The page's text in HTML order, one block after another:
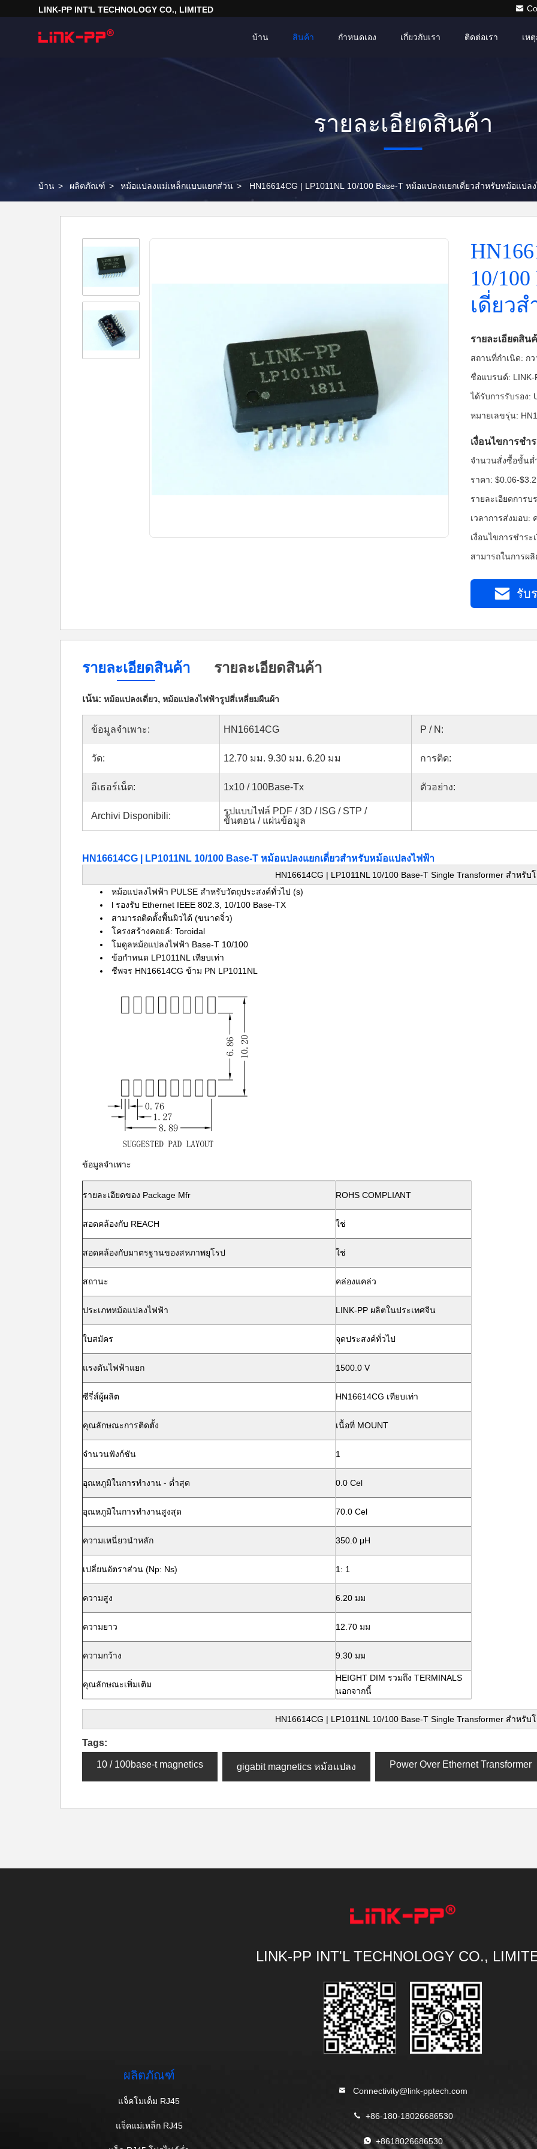
LINK-PP INT'L TECHNOLOGY CO., LIMITED
บ้าน สินค้า เกี่ยวกับเรา ติดต่อเรา เห
กำหนดเอง
รายละเอียดสินค้า
บ้าน > ผลิตภัณฑ์ > หม้อแปลงแม่เหล็กแบบแยกส่วน > HN16614CG | LP1011NL 10/100 Base-T หม้อแปลงแยกเดี่ยวสำหรับหม้อแป
10/
เดี่ยว
รายละเอียดสิน
สถานที่กำเนิด: ก
ชื่อแบรนด์: LINK-
ได้รับการรับรอง:
หมายเลขรุ่น:
เงื่อนไขการชำ
จำนวนสั่งซื้อขั้นต่
ราคา: $0.06-$3.2
รายละเอียดการ
เวลาการส่งมอบ:
เงื่อนไขการชำระ
สามารถในการผลิ
รับ
รายละเอียดสินค้า รายละเอียดสินค้า
เน้น: หม้อแปลงเดี่ยว, หม้อแปลงไฟฟ้ารูปสี่เหลี่ยมผืนผ้า
ข้อมูลจำเพาะ: HN16614CG P / N:
วัด: 12.70 มม. 9.30 มม. 6.20 มม การติด:
อีเธอร์เน็ต: 1x10 / 100Base-Tx ตัวอย่าง:
Archivi Disponibili:
รูปแบบไฟล์ PDF / 3D / ISG / STP /
ขั้นตอน / แผ่นข้อมูล
HN16614CG | LP1011NL 10/100 Base-T หม้อแปลงแยกเดี่ยวสำหรับหม้อแปลงไฟฟ้า
HN16614CG | LP1011NL 10/100 Base-T Single Transformer สำหรับ
หม้อแปลงไฟฟ้า PULSE สำหรับวัตถุประสงค์ทั่วไป (s)
l รองรับ Ethernet IEEE 802.3, 10/100 Base-TX
สามารถติดตั้งพื้นผิวได้ (ขนาดจิ๋ว)
โครงสร้างคอยล์: Toroidal
โมดูลหม้อแปลงไฟฟ้า Base-T 10/100
ข้อกำหนด LP1011NL เทียบเท่า
ชีพจร HN16614CG ข้าม PN LP1011NL
ข้อมูลจำเพาะ
รายละเอียดของ Package Mfr ROHS COMPLIANT
สอดคล้องกับ REACH ใช่
สอดคล้องกับมาตรฐานของสหภาพยุโรป ใช่
สถานะ คล่องแคล่ว
ประเภทหม้อแปลงไฟฟ้า LINK-PP ผลิตในประเทศจีน
ใบสมัคร จุดประสงค์ทั่วไป
แรงดันไฟฟ้าแยก 1500.0 V
ซีรี่ส์ผู้ผลิต HN16614CG เทียบเท่า
คุณลักษณะการติดตั้ง เนื้อที่ MOUNT
จำนวนฟังก์ชัน 1
อุณหภูมิในการทำงาน - ต่ำสุด 0.0 Cel
อุณหภูมิในการทำงานสูงสุด 70.0 Cel
ความเหนี่ยวนำหลัก 350.0 μH
เปลี่ยนอัตราส่วน (Np: Ns) 1: 1
ความสูง 6.20 มม
ความยาว 12.70 มม
ความกว้าง 9.30 มม
คุณลักษณะเพิ่มเติม
HEIGHT DIM รวมถึง TERMINALS
นอกจากนี้
HN16614CG | LP1011NL 10/100 Base-T Single Transformer สำหรับ
Tags:
10 / 100base-t magnetics gigabit magnetics หม้อแปลง Power Over Ethernet Transformer
LINK-PP INT'L TECHNOLOGY CO.,
ผลิตภัณฑ์
แจ็คโมเด็ม RJ45
แจ็คแม่เหล็ก RJ45
Connectivity@link-pptech.com
+86-180-18026686530
+8618026686530